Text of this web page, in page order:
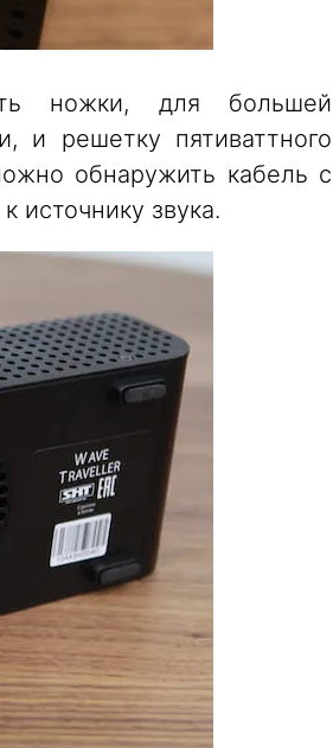
ножки, для большей
и решетку пятиваттного
обнаружить кабель с
источнику звука.